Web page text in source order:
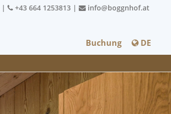
| +43 664 1253813 | info@boggnhof.at
Buchung DE